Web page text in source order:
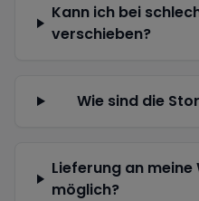
Kann ich bei
verschieben?
Wie sind die
Lieferung an
möglich?